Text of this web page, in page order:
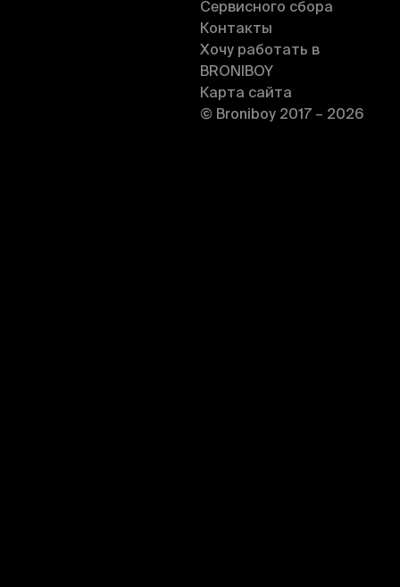
Сервисного сбора
Контакты
Хочу работать в
BRONIBOY
Карта сайта
© Broniboy 2017 – 2026